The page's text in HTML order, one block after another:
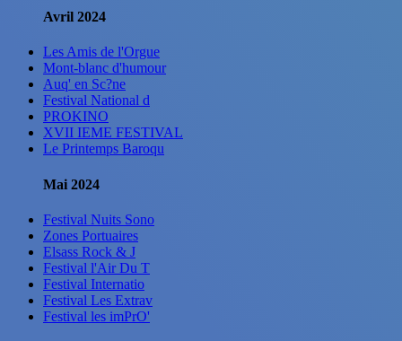
Avril 2024
Les Amis de l'Orgue
Mont-blanc d'humour
Auq' en Sc?ne
Festival National d
PROKINO
XVII IEME FESTIVAL
Le Printemps Baroqu
Mai 2024
Festival Nuits Sono
Zones Portuaires
Elsass Rock & J
Festival l'Air Du T
Festival Internatio
Festival Les Extrav
Festival les imPrO'